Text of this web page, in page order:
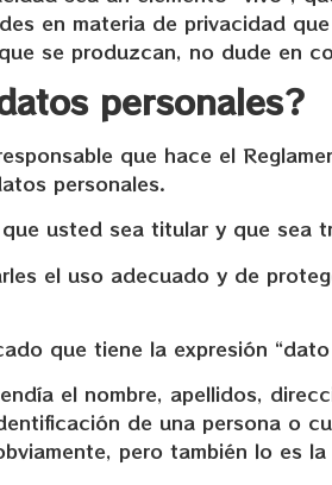
en materia de privacidad
se produzcan, no dude en
personales?
que hace el
personales.
usted sea titular y que sea
el uso adecuado y de
que tiene la expresión “dato
el nombre, apellidos,
de una persona o
pero también lo es